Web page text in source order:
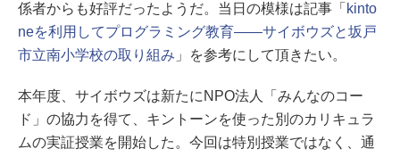
係者からも好評だったようだ。当日の模様は記事「 kinto
neを利用してプログラミング教育――サイボウズと坂戸
市立南小学校の取り組み 」を参考にして頂きたい。
本年度、サイボウズは新たにNPO法人「みんなのコー
ド」の協力を得て、キントーンを使った別のカリキュラ
ムの実証授業を開始した。今回は特別授業ではなく、通